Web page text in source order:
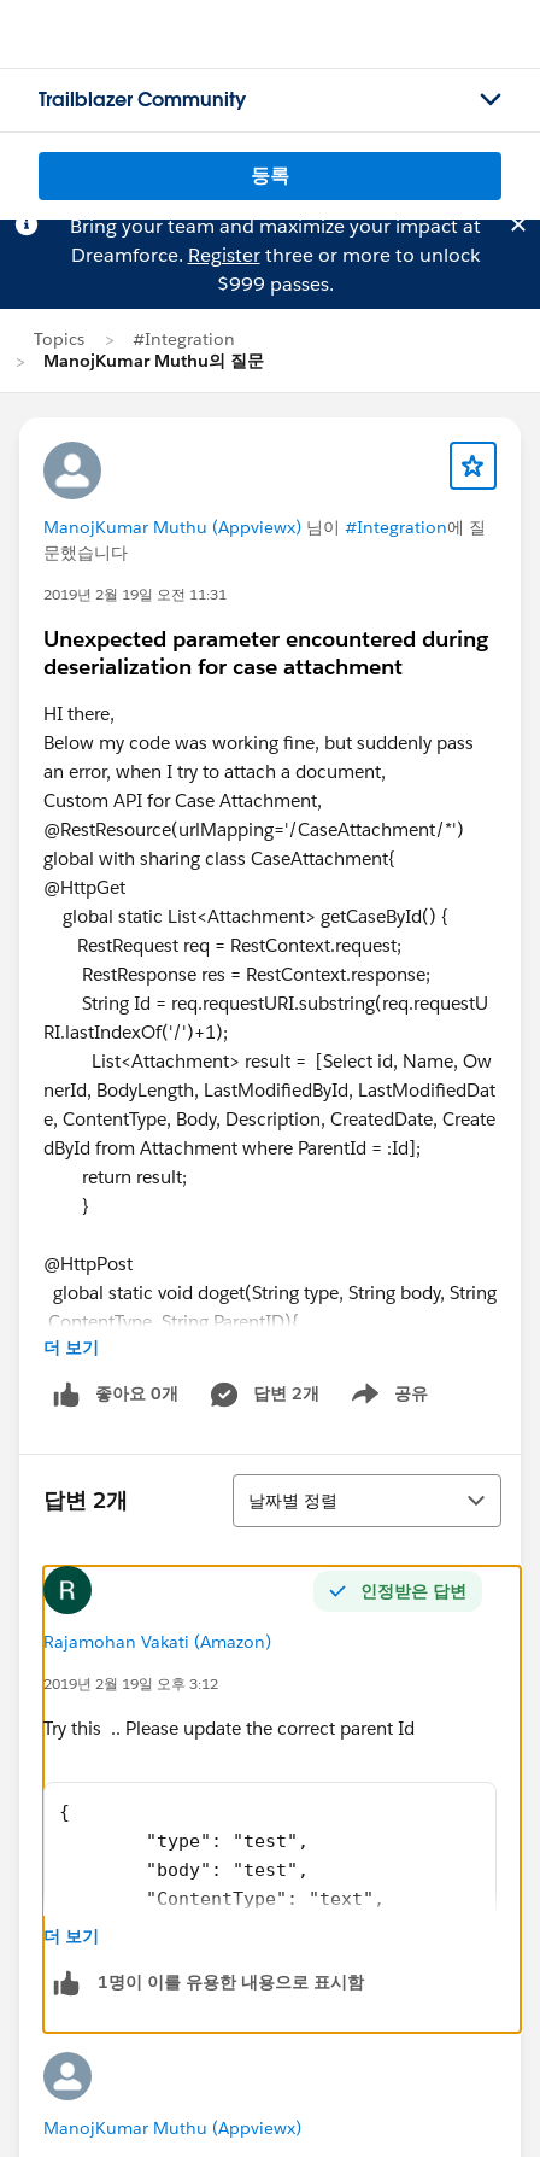
Trailblazer Community
등록
Bring your team and maximize your impact at
Dreamforce. Registerthree or more to unlock
$999 passes.
Topics
#Integration
ManojKumar Muthu의 질문
ManojKumar Muthu (Appviewx) 님이 #Integration에 질
문했습니다
2019년 2월 19일 오전 11:31
Unexpected parameter encountered during
deserialization for case attachment
HI there,
Below my code was working fine, but suddenly pass
an error, when I try to attach a document,
Custom API for Case Attachment,
@RestResource(urlMapping='/CaseAttachment/*')
global with sharing class CaseAttachment{
@HttpGet
global static List<Attachment> getCaseById() {
RestRequest req = RestContext.request;
RestResponse res = RestContext.response;
String Id = req.requestURI.substring(req.requestU
RI.lastIndexOf('/')+1);
List<Attachment> result = [Select id, Name, Ow
nerId, BodyLength, LastModifiedById, LastModifiedDat
e, ContentType, Body, Description, CreatedDate, Create
dById from Attachment where ParentId = :Id];
return result;
}
@HttpPost
global static void doget(String type, String body, String
ContentType, String ParentID){
RestRequest req = RestContext.request;
RestResponse res = RestContext.response;
if(Test.isRunningTest()){
//String doc=EncodingUtil.Base64Encode(req.req
Attachment a = new Attachment();
a.Name= type;
a.ContentType = ContentType;
a.ParentId = ParentID;
insert a;
Below the result
Can someone help with this asap.
더 보기
좋아요 0개 답변 2개 공유
Show menu
답변 2개
정렬
날짜별 정렬
인정받은 답변
Rajamohan Vakati (Amazon)
2019년 2월 19일 오후 3:12
Try this .. Please update the correct parent Id
{
	"type": "test",
	"body": "test",
	"ContentType": "text",
더 보기
1명이 이를 유용한 내용으로 표시함
ManojKumar Muthu (Appviewx)